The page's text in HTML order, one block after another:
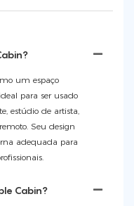
um espaço
para ser usado
estúdio de artista,
Seu design
adequada para
Cabin?